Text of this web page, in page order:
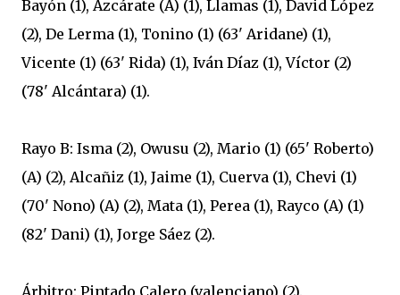
Bayón (1), Azcárate (A) (1), Llamas (1), David López
(2), De Lerma (1), Tonino (1) (63' Aridane) (1),
Vicente (1) (63' Rida) (1), Iván Díaz (1), Víctor (2)
(78' Alcántara) (1).
Rayo B: Isma (2), Owusu (2), Mario (1) (65' Roberto)
(A) (2), Alcañiz (1), Jaime (1), Cuerva (1), Chevi (1)
(70' Nono) (A) (2), Mata (1), Perea (1), Rayco (A) (1)
(82' Dani) (1), Jorge Sáez (2).
Árbitro: Pintado Calero (valenciano) (2).